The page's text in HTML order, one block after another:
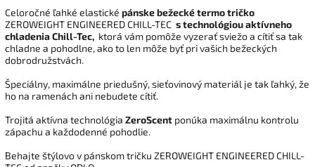
Celoročné ľahké elastické pánske bežecké termo tričko
ZEROWEIGHT ENGINEERED CHILL-TEC s technológiou aktívneho
chladenia Chill-Tec, ktorá vám pomôže vyzerať sviežo a cítiť sa tak
chladne a pohodlne, ako to len môže byť pri vašich bežeckých
dobrodružstvách.
Špeciálny, maximálne priedušný, sieťovinový materiál je tak ľahký, že
ho na ramenách ani nebudete cítiť.
Trojitá aktívna technológia ZeroScent ponúka maximálnu kontrolu
zápachu a každodenné pohodlie.
Behajte štýlovo v pánskom tričku ZEROWEIGHT ENGINEERED CHILL-